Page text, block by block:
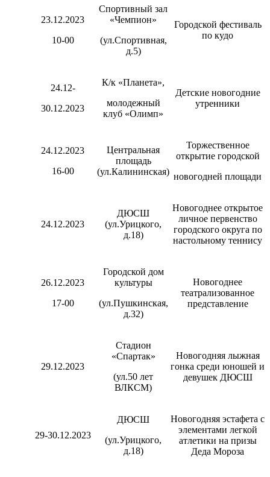
23.12.2023
10-00
Спортивный зал
«Чемпион»
(ул.Спортивная,
д.5)
Городской фестиваль
по кудо
24.12-
30.12.2023
К/к «Планета»,
молодежный
клуб «Олимп»
Детские новогодние
утренники
24.12.2023
16-00
Центральная
площадь
(ул.Калининская)
Торжественное
открытие городской
новогодней площади
24.12.2023
ДЮСШ
(ул.Урицкого,
д.18)
Новогоднее открытое
личное первенство
городского округа по
настольному теннису
26.12.2023
17-00
Городской дом
культуры
(ул.Пушкинская,
д.32)
Новогоднее
театрализованное
представление
29.12.2023
Стадион
«Спартак»
(ул.50 лет
ВЛКСМ)
Новогодняя лыжная
гонка среди юношей и
девушек ДЮСШ
29-30.12.2023
ДЮСШ
(ул.Урицкого,
д.18)
Новогодняя эстафета с
элементами легкой
атлетики на призы
Деда Мороза